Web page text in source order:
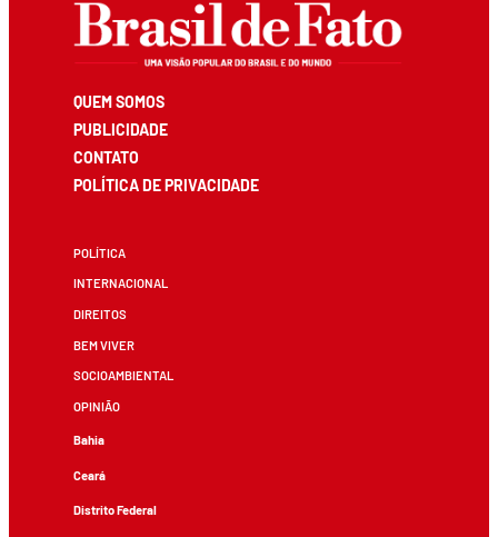
QUEM SOMOS
PUBLICIDADE
CONTATO
POLÍTICA DE PRIVACIDADE
POLÍTICA
INTERNACIONAL
DIREITOS
BEM VIVER
SOCIOAMBIENTAL
OPINIÃO
Bahia
Ceará
Distrito Federal